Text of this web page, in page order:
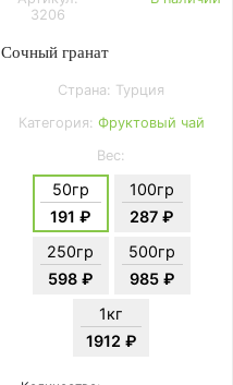
3206
Сочный гранат
Страна: Турция
Категория: Фруктовый чай
Вес:
50гр
191 ₽
100гр
287 ₽
250гр
598 ₽
500гр
985 ₽
1кг
1912 ₽